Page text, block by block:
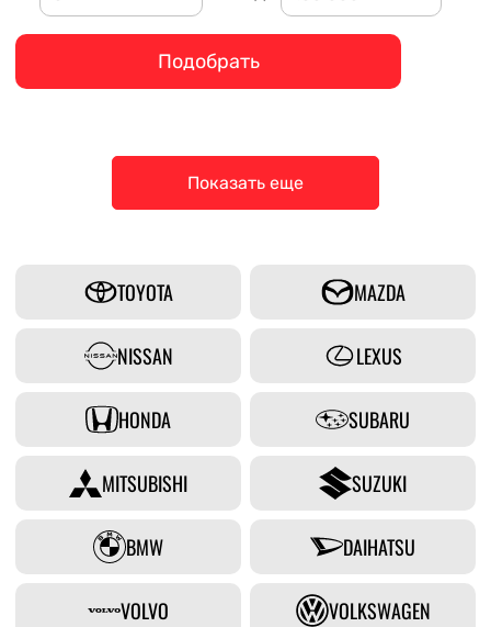
Подобрать
Показать еще
TOYOTA MAZDA
NISSAN LEXUS
HONDA SUBARU
MITSUBISHI SUZUKI
BMW DAIHATSU
VOLVO VOLKSWAGEN